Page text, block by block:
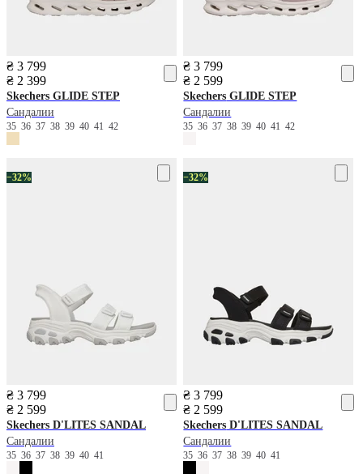
₴ 3 799
₴ 2 399
Skechers GLIDE STEP
Сандалии
35 36 37 38 39 40 41 42
₴ 3 799
₴ 2 599
Skechers GLIDE STEP
Сандалии
3536373839404142
−32%
₴ 3 799
₴ 2 599
Skechers D'LITES SANDAL
Сандалии
35 36 37 38 39 40 41
−32%
₴ 3 799
₴ 2 599
Skechers D'LITES SANDAL
Сандалии
35363738394041